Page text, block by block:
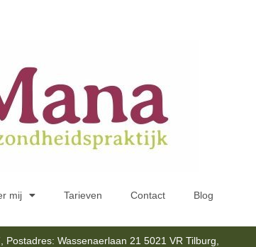
mij Tarieven Contact Blog
Wassenaerlaan 21 5021 VR Tilburg,